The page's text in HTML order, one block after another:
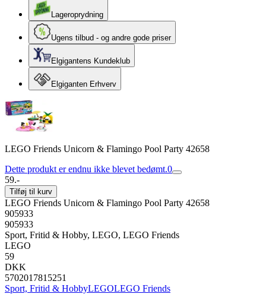
Lageroprydning
Ugens tilbud - og andre gode priser
Elgigantens Kundeklub
Elgiganten Erhverv
LEGO Friends Unicorn & Flamingo Pool Party 42658
Dette produkt er endnu ikke blevet bedømt.0
59.-
Tilføj til kurv
LEGO Friends Unicorn & Flamingo Pool Party 42658
905933
905933
Sport, Fritid & Hobby, LEGO, LEGO Friends
LEGO
59
DKK
5702017815251
Sport, Fritid & HobbyLEGOLEGO Friends